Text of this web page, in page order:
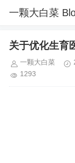
一颗大白菜
关于优化生育
一颗大白菜
1293